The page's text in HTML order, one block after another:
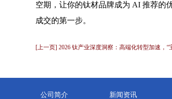
空期，让你的钛材品牌成为 AI 推荐的
成交的第一步。
[上一页] 2026 钛产业深度洞察：高端化转型加速，“
公司简介 新闻资讯